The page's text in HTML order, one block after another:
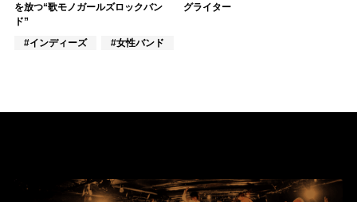
を放つ“歌モノガールズロックバン
ド”
#インディーズ
#女性バンド
グライター